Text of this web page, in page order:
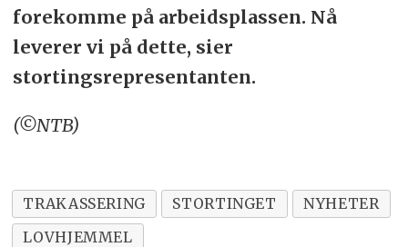
forekomme på arbeidsplassen. Nå
leverer vi på dette, sier
stortingsrepresentanten.
(©NTB)
TRAKASSERING STORTINGET
NYHETER
LOVHJEMMEL